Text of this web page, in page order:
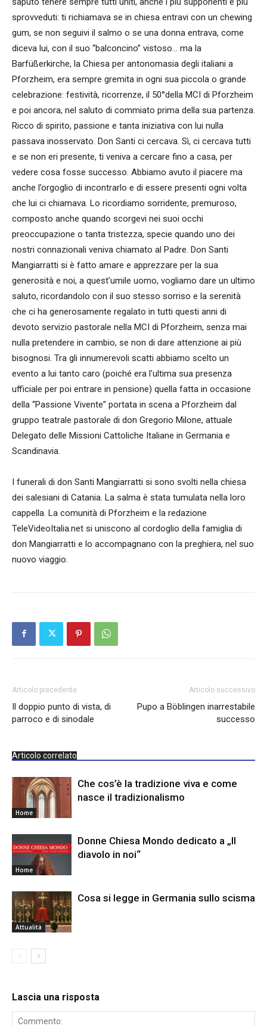
sprovveduti: ti richiamava se in chiesa entravi con un chewing
gum, se non seguivi il salmo o se una donna entrava, come
diceva lui, con il suo “balconcino” vistoso… ma la
Barfüßerkirche, la Chiesa per antonomasia degli italiani a
Pforzheim, era sempre gremita in ogni sua piccola o grande
celebrazione: festività, ricorrenze, il 50°della MCI di Pforzheim
e poi ancora, nel saluto di commiato prima della sua partenza.
Ricco di spirito, passione e tanta iniziativa con lui nulla
passava inosservato. Don Santi ci cercava. Sì, ci cercava tutti
e se non eri presente, ti veniva a cercare fino a casa, per
vedere cosa fosse successo. Abbiamo avuto il piacere ma
anche l’orgoglio di incontrarlo e di essere presenti ogni volta
che lui ci chiamava. Lo ricordiamo sorridente, premuroso,
composto anche quando scorgevi nei suoi occhi
preoccupazione o tanta tristezza, specie quando uno dei
nostri connazionali veniva chiamato al Padre. Don Santi
Mangiarratti si è fatto amare e apprezzare per la sua
generosità e noi, a quest’umile uomo, vogliamo dare un ultimo
saluto, ricordandolo con il suo stesso sorriso e la serenità
che ci ha generosamente regalato in tutti questi anni di
devoto servizio pastorale nella MCI di Pforzheim, senza mai
nulla pretendere in cambio, se non di dare attenzione ai più
bisognosi. Tra gli innumerevoli scatti abbiamo scelto un
evento a lui tanto caro (poiché era l’ultima sua presenza
ufficiale per poi entrare in pensione) quella fatta in occasione
della “Passione Vivente” portata in scena a Pforzheim dal
gruppo teatrale pastorale di don Gregorio Milone, attuale
Delegato delle Missioni Cattoliche Italiane in Germania e
Scandinavia.
I funerali di don Santi Mangiarratti si sono svolti nella chiesa
dei salesiani di Catania. La salma è stata tumulata nella loro
cappella. La comunità di Pforzheim e la redazione
TeleVideoItalia.net si uniscono al cordoglio della famiglia di
don Mangiarratti e lo accompagnano con la preghiera, nel suo
nuovo viaggio.
Articolo precedente
Il doppio punto di vista, di
parroco e di sinodale
Articolo successivo
Pupo a Böblingen inarrestabile
successo
Articolo correlato
Home
Che cos’è la tradizione viva e come
nasce il tradizionalismo
Home
Donne Chiesa Mondo dedicato a „Il
diavolo in noi“
Attualità
Cosa si legge in Germania sullo scisma
Lascia una risposta